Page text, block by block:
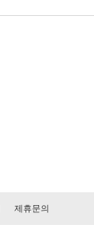
제휴문의